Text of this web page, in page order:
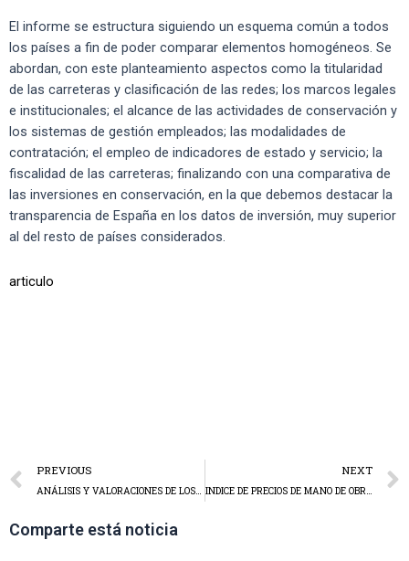
El informe se estructura siguiendo un esquema común a todos
los países a fin de poder comparar elementos homogéneos. Se
abordan, con este planteamiento aspectos como la titularidad
de las carreteras y clasificación de las redes; los marcos legales
e institucionales; el alcance de las actividades de conservación y
los sistemas de gestión empleados; las modalidades de
contratación; el empleo de indicadores de estado y servicio; la
fiscalidad de las carreteras; finalizando con una comparativa de
las inversiones en conservación, en la que debemos destacar la
transparencia de España en los datos de inversión, muy superior
al del resto de países considerados.
articulo
PREVIOUS
ANÁLISIS Y VALORACIONES DE LOS CAMBIOS IMPUESTOS ESPECIALES..
NEXT
INDICE DE PRECIOS DE MANO DE OBRA Y MATERIALES
Comparte está noticia